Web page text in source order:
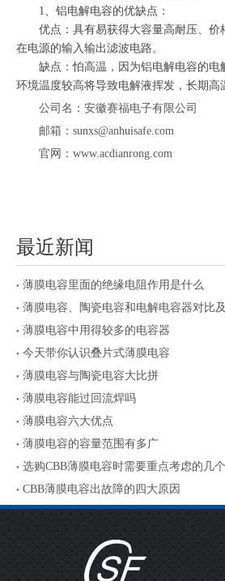
1、铝电解电容的优缺点：
优点：具有易获得大容量高耐压、价
在电源的输入输出滤波电路。
缺点：怕高温，因为铝电解电容的电
环境温度较高将导致电解液挥发，长期高
公司名：安徽赛福电子有限公司
邮箱：sunxs@anhuisafe.com
官网：www.acdianrong.com
最近新闻
薄膜电容里面的绝缘电阻作用是什么
薄膜电容、陶瓷电容和电解电容器对比
薄膜电容中用得较多的电容器
今天带你认识叠片式薄膜电容
薄膜电容与陶瓷电容大比拼
薄膜电容能过回流焊吗
薄膜电容六大优点
薄膜电容的容量范围有多广
选购CBB薄膜电容时需要重点考虑的几
CBB薄膜电容出故障的四大原因